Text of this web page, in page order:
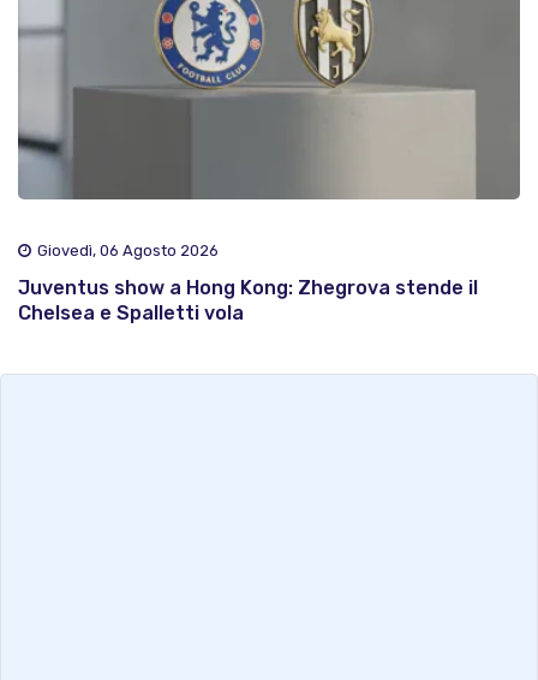
Giovedì, 06 Agosto 2026
Juventus show a Hong Kong: Zhegrova stende il
Chelsea e Spalletti vola